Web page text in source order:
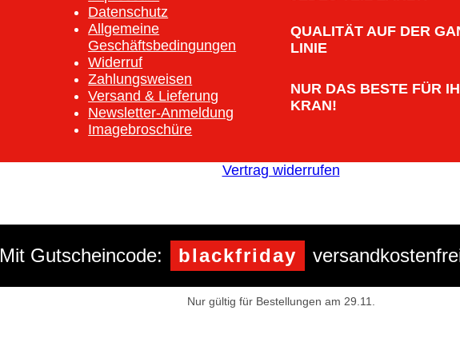
Datenschutz
Allgemeine
Geschäftsbedingungen
Widerruf
Zahlungsweisen
Versand & Lieferung
Newsletter-Anmeldung
Imagebroschüre
QUALITÄT AUF DER
LINIE
NUR DAS BESTE FÜR
KRAN!
Vertrag widerrufen
Mit Gutscheincode: blackfriday
Nur gültig für Bestellungen am 29.11.